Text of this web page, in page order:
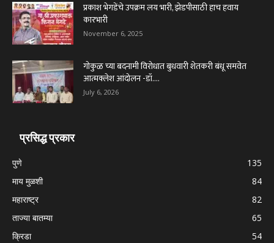
प्रकाश भेगडेंचे उपक्रम लय भारी, झेडपीसाठी हाच हवाय
कारभारी
November 6, 2025
गोकुळ च्या बदनामी विरोधात बुधवारी शेतकरी बंधू समवेत
आत्मक्लेश आंदोलन -डॉ....
July 6, 2026
प्रसिद्ध प्रकार
पुणे
135
माय मुळशी
84
महाराष्ट्र
82
ताज्या बातम्या
65
क्रिडा
54